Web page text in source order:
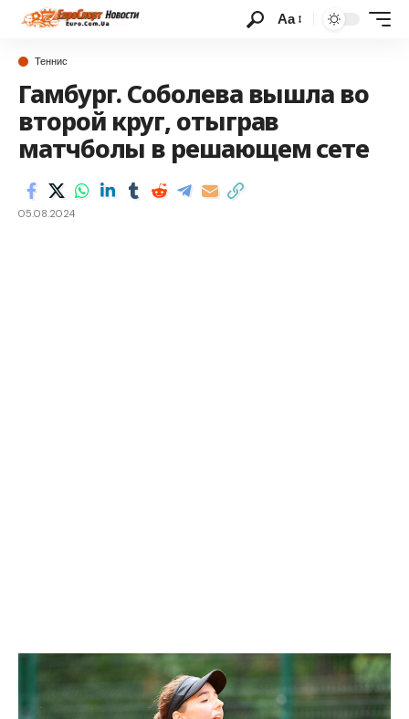
Аа
Теннис
Гамбург. Соболева вышла во
второй круг, отыграв
матчболы в решающем сете
05.08.2024